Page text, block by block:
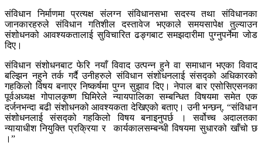
संविधान निर्माणमा प्रत्यक्ष संलग्न संविधानसभा सदस्य तथा संविधानका
जानकारहरुले संविधान गतिशील दस्तावेज भएकाले समयसापेक्ष तुल्याउन
संशोधनको आवश्यकतालाई सुविचारित ढङ्गबाट समझदारीमा पुग्नुपर्नेमा जोड
दिए।
संविधान संशोधनबाट फेरि नयाँ विवाद उत्पन्न हुने वा समाधान भएका विवाद
बल्झिन नहुने तर्क गर्दै उनीहरुले संविधान संशोधनलाई संसद्को अधिकारको
गहकिलो विषय बनाएर निष्कर्षमा पुग्न सुझाव दिए। नेपाल बार एसोसिएसनका
पूर्वअध्यक्ष गोपालकृष्ण घिमिरेले न्यायपालिका सम्बन्धित विषयमा समेत एक
दर्जनभन्दा बढी संशोधनको आवश्यकता देखिएको बताए। उनी भन्छन्, “संविधान
संशोधनलाई संसद्को गहकिलो विषय बनाइनुपर्छ । सर्वोच्च अदालतका
न्यायाधीश नियुक्ति प्रक्रिया र कार्यकालसम्बन्धी विषयमा सुधारको खाँचो छ
।”